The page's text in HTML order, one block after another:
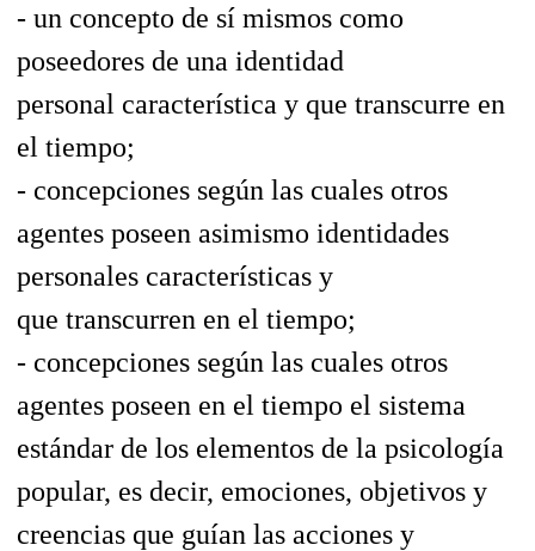
- un concepto de sí mismos como
poseedores de una identidad
personal característica y que transcurre en
el tiempo;
- concepciones según las cuales otros
agentes poseen asimismo identidades
personales características y
que transcurren en el tiempo;
- concepciones según las cuales otros
agentes poseen en el tiempo el sistema
estándar de los elementos de la psicología
popular, es decir, emociones, objetivos y
creencias que guían las acciones y